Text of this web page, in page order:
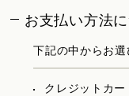
お支払い方法
下記の中からお選
クレジットカー